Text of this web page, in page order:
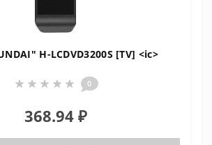
H-LCDVD3200S [TV] <ic>
0
368.94 ₽